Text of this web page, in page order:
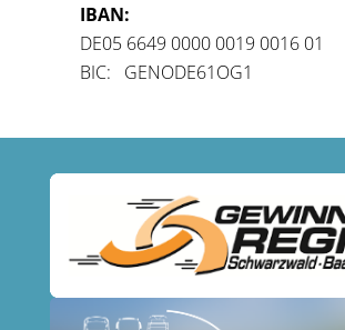
IBAN:
DE05 6649 0000 0019 0016 01
BIC: GENODE61OG1